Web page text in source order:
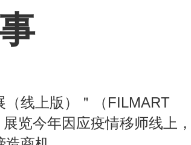
线上版）＂（FILMART
览今年因应疫情移师线上，